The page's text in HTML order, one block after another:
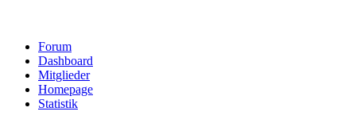
Forum
Dashboard
Mitglieder
Homepage
Statistik